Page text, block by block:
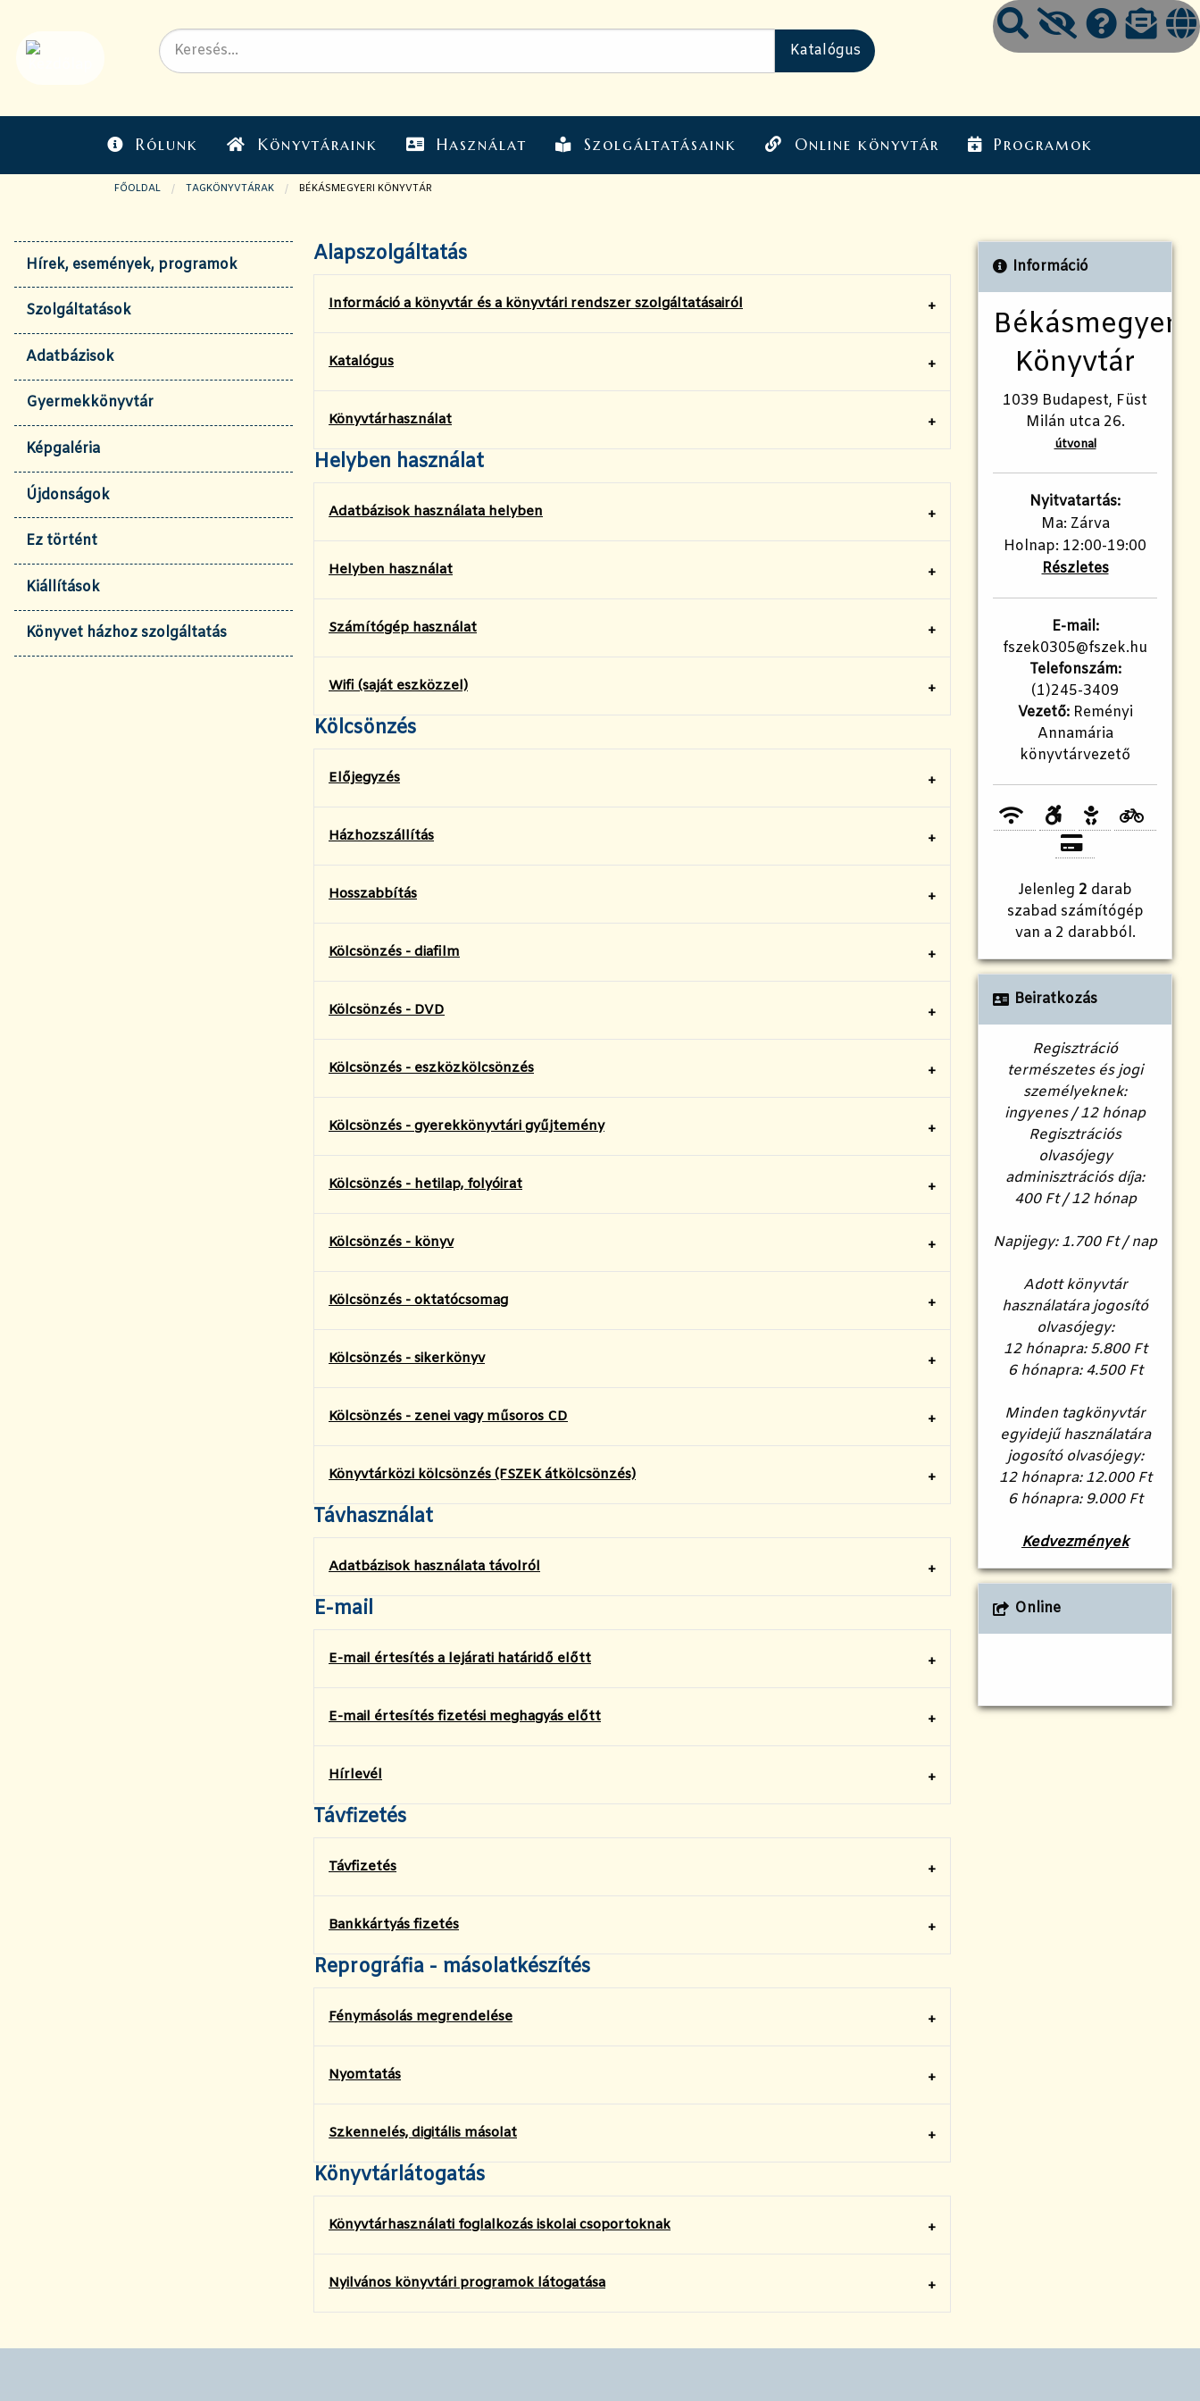
Rólunk Könyvtáraink Használat Szolgáltatásaink Online könyvtár Programok
FŐOLDAL TAGKÖNYVTÁRAK JELENLEGI OLDAL:
BÉKÁSMEGYERI KÖNYVTÁR
Hírek, események, programok
Szolgáltatások
Adatbázisok
Gyermekkönyvtár
Képgaléria
Újdonságok
Ez történt
Kiállítások
Könyvet házhoz szolgáltatás
Alapszolgáltatás
Információ a könyvtár és a könyvtári rendszer szolgáltatásairól
Katalógus
Könyvtárhasználat
Helyben használat
Adatbázisok használata helyben
Helyben használat
Számítógép használat
Wifi (saját eszközzel)
Kölcsönzés
Előjegyzés
Házhozszállítás
Hosszabbítás
Kölcsönzés - diafilm
Kölcsönzés - DVD
Kölcsönzés - eszközkölcsönzés
Kölcsönzés - gyerekkönyvtári gyűjtemény
Kölcsönzés - hetilap, folyóirat
Kölcsönzés - könyv
Kölcsönzés - oktatócsomag
Kölcsönzés - sikerkönyv
Kölcsönzés - zenei vagy műsoros CD
Könyvtárközi kölcsönzés (FSZEK átkölcsönzés)
Távhasználat
Adatbázisok használata távolról
E-mail
E-mail értesítés a lejárati határidő előtt
E-mail értesítés fizetési meghagyás előtt
Hírlevél
Távfizetés
Távfizetés
Bankkártyás fizetés
Reprográfia - másolatkészítés
Fénymásolás megrendelése
Nyomtatás
Szkennelés, digitális másolat
Könyvtárlátogatás
Könyvtárhasználati foglalkozás iskolai csoportoknak
Nyilvános könyvtári programok látogatása
Információ
Békásmegyeri
Könyvtár
1039 Budapest, Füst
Milán utca 26.
útvonal
Nyitvatartás:
Ma: Zárva
Holnap: 12:00-19:00
Részletes
E-mail:
fszek0305@fszek.hu
Telefonszám:
(1)245-3409
Vezető:Reményi
Annamária
könyvtárvezető
Jelenleg 2 darab
szabad számítógép
van a 2 darabból.
Beiratkozás
Regisztráció
természetes és jogi
személyeknek:
ingyenes / 12 hónap
Regisztrációs
olvasójegy
adminisztrációs díja:
400 Ft / 12 hónap
Napijegy: 1.700 Ft / nap
Adott könyvtár
használatára jogosító
olvasójegy:
12 hónapra: 5.800 Ft
6 hónapra: 4.500 Ft
Minden tagkönyvtár
egyidejű használatára
jogosító olvasójegy:
12 hónapra: 12.000 Ft
6 hónapra: 9.000 Ft
Kedvezmények
Online